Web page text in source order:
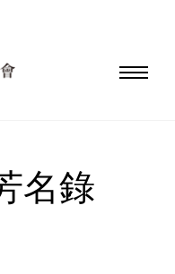
名錄